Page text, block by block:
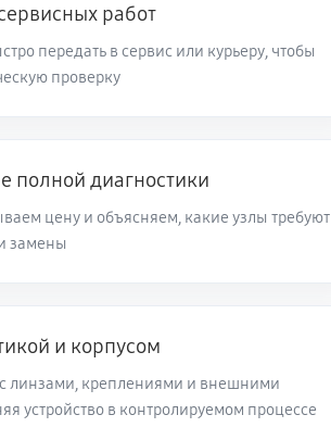
работ
передать в сервис или курьеру, чтобы
проверку
полной диагностики
цену и объясняем, какие узлы требуют
замены
и корпусом
линзами, креплениями и внешними
устройство в контролируемом процессе